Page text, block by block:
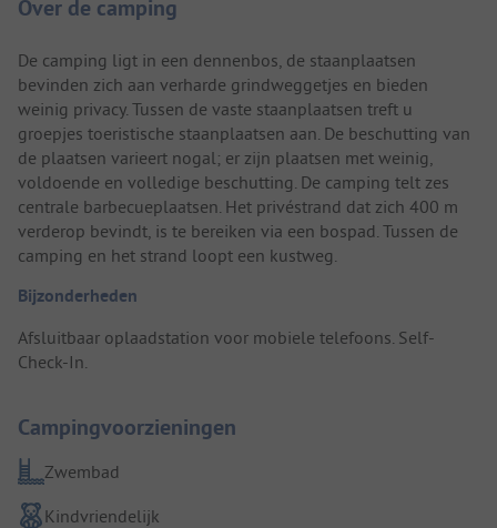
Over de camping
De camping ligt in een dennenbos, de staanplaatsen
bevinden zich aan verharde grindweggetjes en bieden
weinig privacy. Tussen de vaste staanplaatsen treft u
groepjes toeristische staanplaatsen aan. De beschutting van
de plaatsen varieert nogal; er zijn plaatsen met weinig,
voldoende en volledige beschutting. De camping telt zes
centrale barbecueplaatsen. Het privéstrand dat zich 400 m
verderop bevindt, is te bereiken via een bospad. Tussen de
camping en het strand loopt een kustweg.
Bijzonderheden
Afsluitbaar oplaadstation voor mobiele telefoons. Self-
Check-In.
Campingvoorzieningen
Zwembad
Kindvriendelijk